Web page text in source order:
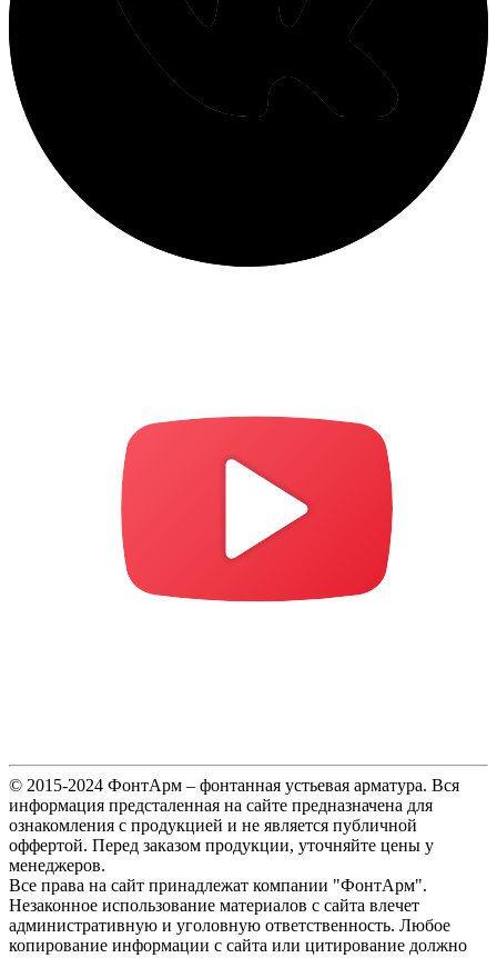
© 2015-2024 ФонтАрм – фонтанная устьевая арматура. Вся
информация предсталенная на сайте предназначена для
ознакомления с продукцией и не является публичной
оффертой. Перед заказом продукции, уточняйте цены у
менеджеров.
Все права на сайт принадлежат компании "ФонтАрм".
Незаконное использование материалов с сайта влечет
административную и уголовную ответственность. Любое
копирование информации с сайта или цитирование должно